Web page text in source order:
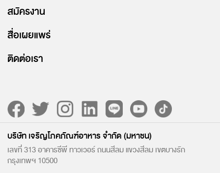
สมัครงาน
สื่อเผยแพร่
ติดต่อเรา
บริษัท เจริญโภคภัณฑ์อาหาร จำกัด (มหาชน)
เลขที่ 313 อาคารซีพี ทาวเวอร์ ถนนสีลม แขวงสีลม เขตบางรัก
กรุงเทพฯ 10500